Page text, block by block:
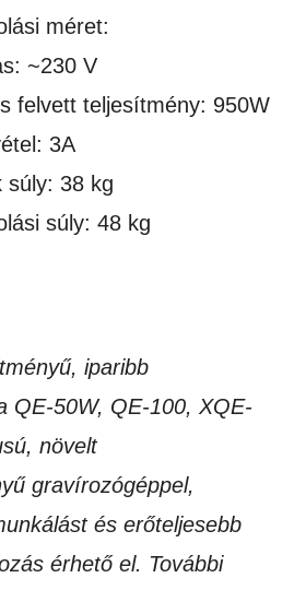
méret:
~230 V
felvett teljesítmény: 950W
3A
súly: 38 kg
súly: 48 kg
iparibb
QE-50W, QE-100, XQE-
növelt
gravírozógéppel,
és erőteljesebb
érhető el. További